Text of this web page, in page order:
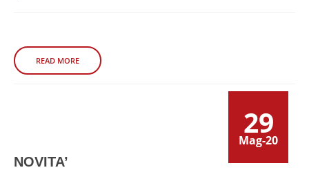
READ MORE
29
Mag-20
NOVITA’